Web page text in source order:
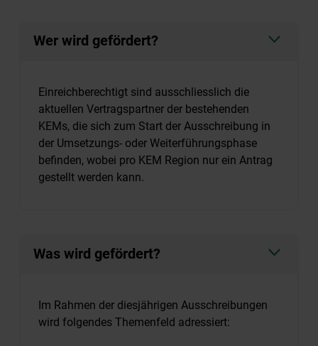
Wer wird gefördert?
Einreichberechtigt sind ausschliesslich die
aktuellen Vertragspartner der bestehenden
KEMs, die sich zum Start der Ausschreibung in
der Umsetzungs- oder Weiterführungsphase
befinden, wobei pro KEM Region nur ein Antrag
gestellt werden kann.
Was wird gefördert?
Im Rahmen der diesjährigen Ausschreibungen
wird folgendes Themenfeld adressiert: